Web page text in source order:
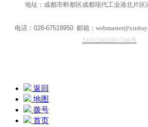
地址：成都市郫都区成都现代工业港北片区
电话： 028-67518950 邮箱：
51012402001748号
返回
地图
拨号
首页